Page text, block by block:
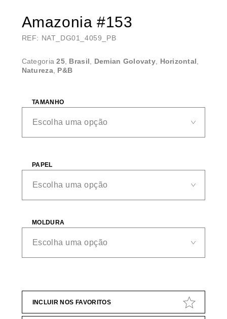
Amazonia #153
REF: NAT_DG01_4059_PB
Categoria25, Brasil Demian Golovaty, Horizontal
Natureza, P&B
TAMANHO
PAPEL
MOLDURA
INCLUIR NOS FAVORITOS